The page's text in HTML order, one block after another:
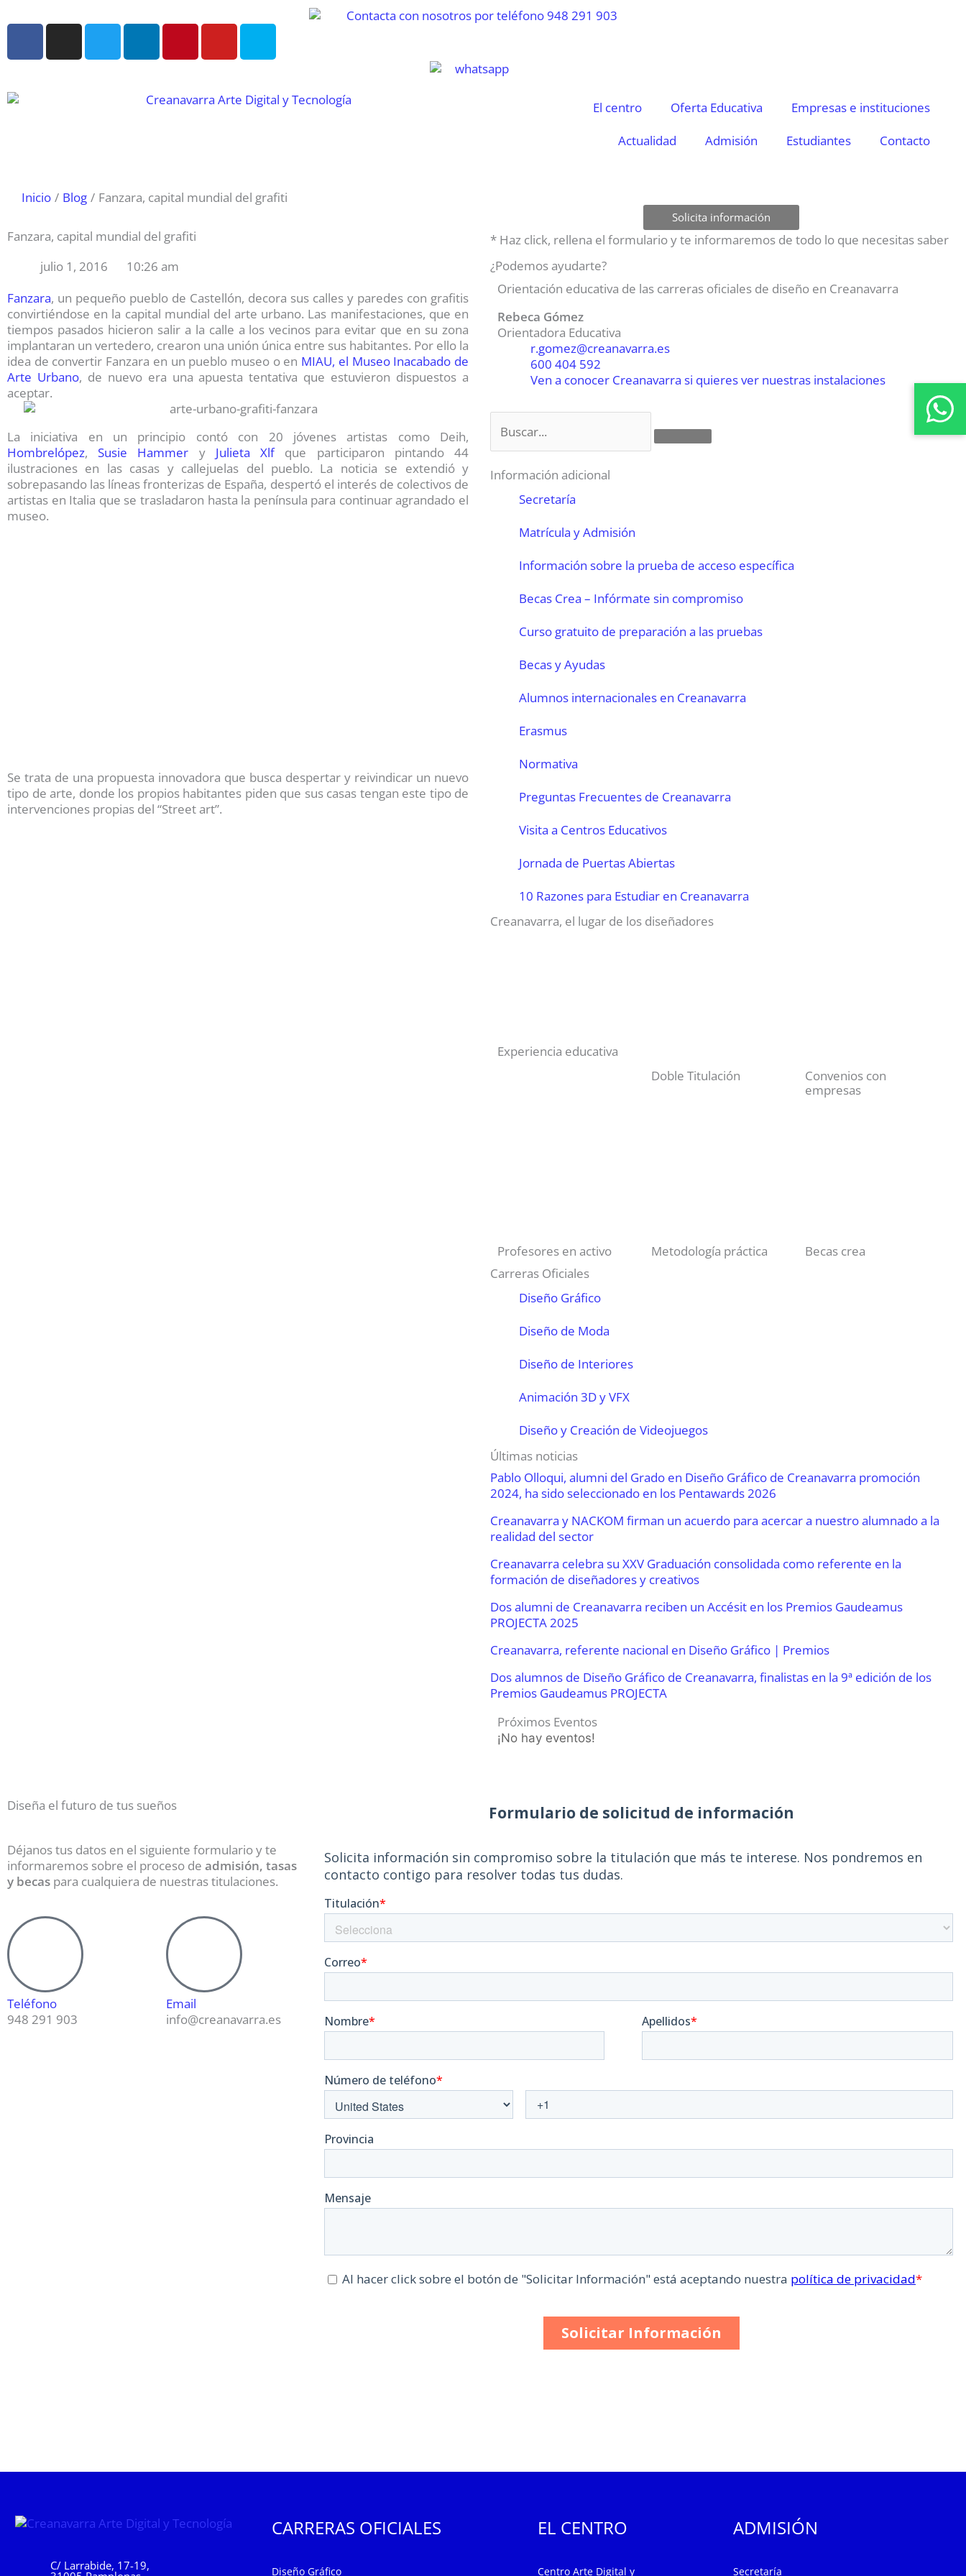
al
F
c
I
s
T
i
L
n
e
P
n
e
Y
u
u
S
y
e El centro Oferta Educativa
Empresas e instituciones
Actualidad
Admisión Estudiantes Contacto
Inicio Blog Fanzara, capital mundial del grafiti
Fanzara, capital mundial del grafiti
julio 1, 2016
10:26 am
Fanzara, un pequeño pueblo de Castellón, decora sus calles y paredes con grafitis
convirtiéndose en la capital mundial del arte urbano. Las manifestaciones, que en
tiempos pasados hicieron salir a la calle a los vecinos para evitar que en su zona
implantaran un vertedero, crearon una unión única entre sus habitantes. Por ello la
idea de convertir Fanzara en un pueblo museo o en MIAU, el Museo Inacabado de
Arte Urbano, de nuevo era una apuesta tentativa que estuvieron dispuestos a
aceptar.
La iniciativa en un principio contó con 20 jóvenes artistas como Deih,
Hombrelópez, Susie Hammer y Julieta Xlfque participaron pintando 44
ilustraciones en las casas y callejuelas del pueblo. La noticia se extendió y
sobrepasando las líneas fronterizas de España, despertó el interés de colectivos de
artistas en Italia que se trasladaron hasta la península para continuar agrandado el
museo.
Se trata de una propuesta innovadora que busca despertar y reivindicar un nuevo
tipo de arte, donde los propios habitantes piden que sus casas tengan este tipo de
intervenciones propias del “Street art”.
Solicita información
* Haz click, rellena el formulario y te informaremos de todo lo que necesitas saber
¿Podemos ayudarte?
Orientación educativa de las carreras oficiales de diseño en Creanavarra
Rebeca Gómez
Orientadora Educativa
r.gomez@creanavarra.es
600 404 592
Ven a conocer Creanavarra si quieres ver nuestras instalaciones
Información adicional
Secretaría
Matrícula y Admisión
Información sobre la prueba de acceso específica
Becas Crea – Infórmate sin compromiso
Curso gratuito de preparación a las pruebas
Becas y Ayudas
Alumnos internacionales en Creanavarra
Erasmus
Normativa
Preguntas Frecuentes de Creanavarra
Visita a Centros Educativos
Jornada de Puertas Abiertas
10 Razones para Estudiar en Creanavarra
Creanavarra, el lugar de los diseñadores
Experiencia educativa
Doble Titulación
Convenios con
empresas
Profesores en activo Metodología práctica
Becas crea
Carreras Oficiales
Diseño Gráfico
Diseño de Moda
Diseño de Interiores
Animación 3D y VFX
Diseño y Creación de Videojuegos
Últimas noticias
Pablo Olloqui, alumni del Grado en Diseño Gráfico de Creanavarra promoción
2024, ha sido seleccionado en los Pentawards 2026
Creanavarra y NACKOM firman un acuerdo para acercar a nuestro alumnado a la
realidad del sector
Creanavarra celebra su XXV Graduación consolidada como referente en la
formación de diseñadores y creativos
Dos alumni de Creanavarra reciben un Accésit en los Premios Gaudeamus
PROJECTA 2025
Creanavarra, referente nacional en Diseño Gráfico | Premios
Dos alumnos de Diseño Gráfico de Creanavarra, finalistas en la 9ª edición de los
Premios Gaudeamus PROJECTA
Próximos Eventos
¡No hay eventos!
Diseña el futuro de tus sueños
Déjanos tus datos en el siguiente formulario y te
informaremos sobre el proceso de admisión, tasas
y becas para cualquiera de nuestras titulaciones.
Teléfono
948 291 903
Email
info@creanavarra.es
C/ Larrabide, 17-19,
CARRERAS OFICIALES
Diseño Gráfico
EL CENTRO
Centro Arte Digital y
ADMISIÓN
Secretaría